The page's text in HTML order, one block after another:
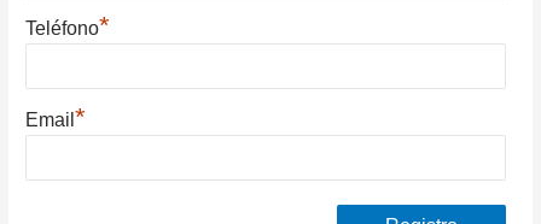
Teléfono*
Email*